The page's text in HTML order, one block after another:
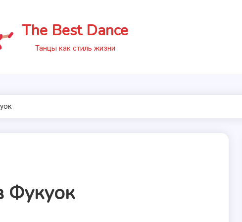
The Best Dance
Танцы как стиль жизни
Фукуок